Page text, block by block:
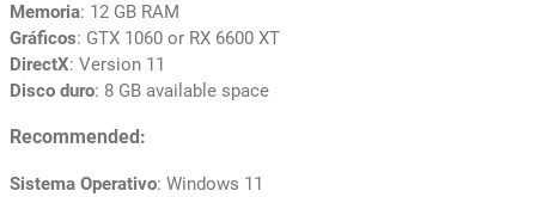
Memoria: 12 GB RAM
Gráficos: GTX 1060 or RX 6600 XT
DirectX: Version 11
Disco duro: 8 GB available space
Recommended:
Sistema Operativo: Windows 11